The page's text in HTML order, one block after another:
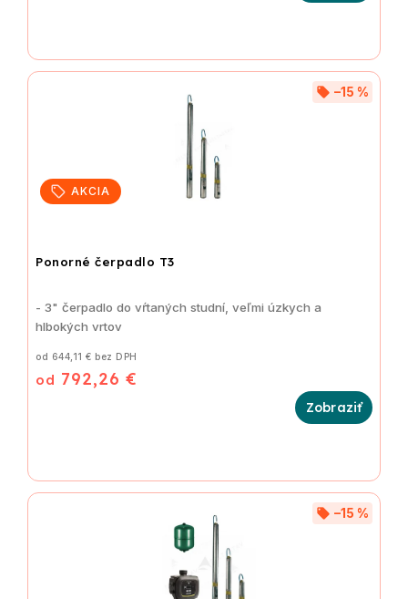
AKCIA
Ponorné čerpadlo T3
–15 %
od 644,11 € bez DPH
od 792,26 €
- 3" čerpadlo do vŕtaných studní, veľmi úzkych a
hlbokých vrtov
–15 %